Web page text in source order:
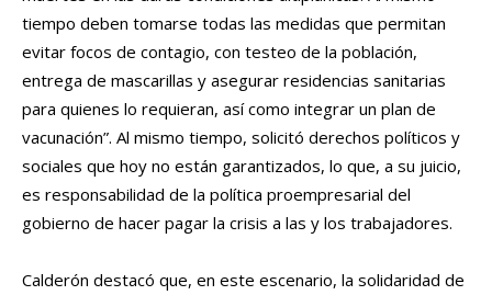
tiempo deben tomarse todas las medidas que permitan
evitar focos de contagio, con testeo de la población,
entrega de mascarillas y asegurar residencias sanitarias
para quienes lo requieran, así como integrar un plan de
vacunación”. Al mismo tiempo, solicitó derechos políticos y
sociales que hoy no están garantizados, lo que, a su juicio,
es responsabilidad de la política proempresarial del
gobierno de hacer pagar la crisis a las y los trabajadores.
Calderón destacó que, en este escenario, la solidaridad de